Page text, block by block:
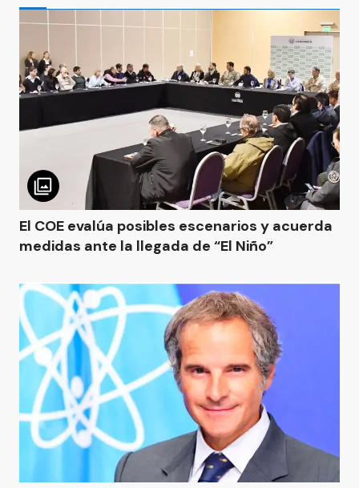
El COE evalúa posibles escenarios y acuerda
medidas ante la llegada de “El Niño”